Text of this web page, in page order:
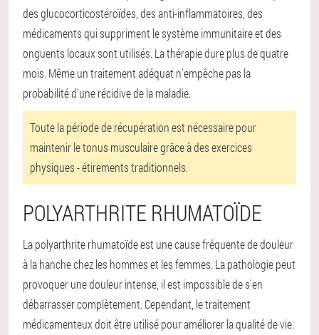
des glucocorticostéroïdes, des anti-inflammatoires, des
médicaments qui suppriment le système immunitaire et des
onguents locaux sont utilisés. La thérapie dure plus de quatre
mois. Même un traitement adéquat n'empêche pas la
probabilité d'une récidive de la maladie.
Toute la période de récupération est nécessaire pour
maintenir le tonus musculaire grâce à des exercices
physiques - étirements traditionnels.
POLYARTHRITE RHUMATOÏDE
La polyarthrite rhumatoïde est une cause fréquente de douleur
à la hanche chez les hommes et les femmes. La pathologie peut
provoquer une douleur intense, il est impossible de s'en
débarrasser complètement. Cependant, le traitement
médicamenteux doit être utilisé pour améliorer la qualité de vie.